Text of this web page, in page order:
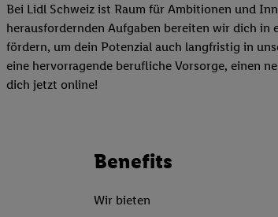
Bei Lidl Schweiz ist Raum für Ambitionen und
herausfordernden Aufgaben bereiten wir dich
fördern, um dein Potenzial auch langfristig in
eine hervorragende berufliche Vorsorge, einen
dich jetzt online!
Benefits
Wir bieten